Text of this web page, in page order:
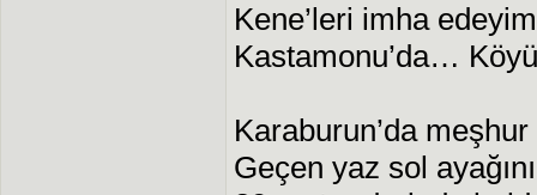
Kene’leri imha
Kastamonu’da…
Karaburun’da meşhur
Geçen yaz sol